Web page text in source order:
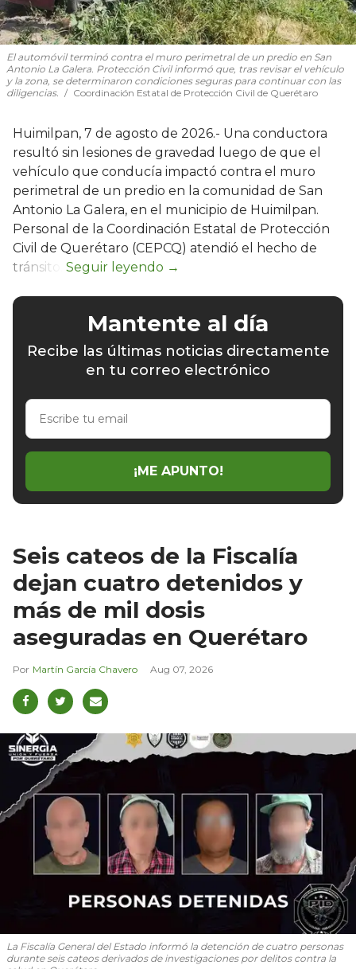
El automóvil terminó contra el muro perimetral de un predio en San
Antonio La Galera. Protección Civil informó que, tras revisar el vehículo
y la zona, se determinaron condiciones seguras para continuar con las
diligencias.
Coordinación Estatal de Protección Civil de Querétaro
Huimilpan, 7 de agosto de 2026.- Una conductora
resultó sin lesiones de gravedad luego de que el
vehículo que conducía impactó contra el muro
perimetral de un predio en la comunidad de San
Antonio La Galera, en el municipio de Huimilpan.
Personal de la Coordinación Estatal de Protección
Civil de Querétaro (CEPCQ) atendió el hecho de
tránsito.
Mantente al día
Recibe las últimas noticias directamente
en tu correo electrónico
Escribe
email
¡ME APUNTO!
Seis cateos de la Fiscalía
dejan cuatro detenidos y
más de mil dosis
aseguradas en Querétaro
Martín García Chavero Aug 07, 2026
La Fiscalía General del Estado informó la detención de cuatro personas
durante seis cateos derivados de investigaciones por delitos contra la